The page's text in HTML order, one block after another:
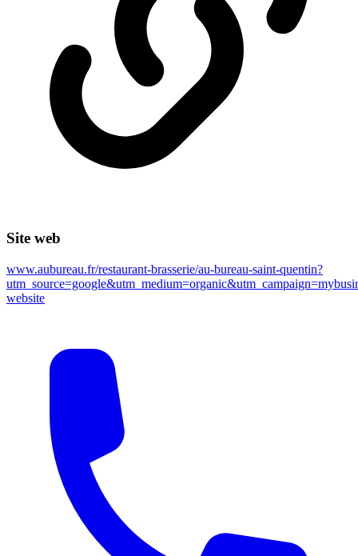
Site web
www.aubureau.fr/restaurant-brasserie/au-bureau-saint-quentin?
website